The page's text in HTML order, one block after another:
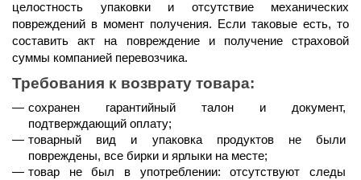
целостность упаковки и отсутствие механических
повреждений в момент получения. Если таковые есть, то
составить акт на повреждение и получение страховой
суммы компанией перевозчика.
Требования к возврату товара:
сохранен гарантийный талон и документ,
подтверждающий оплату;
товарный вид и упаковка продуктов не были
повреждены, все бирки и ярлыки на месте;
товар не был в употреблении: отсутствуют следы